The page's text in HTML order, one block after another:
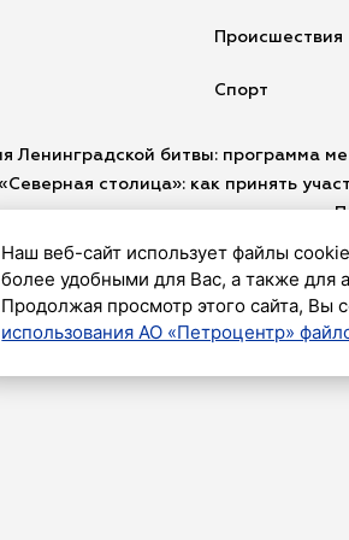
Происшествия
Спорт
Ленинградской битвы: программа
столица»: как принять
куда сходить утром в августе в
Наш веб-сайт использует файлы
более удобными для Вас, а также для
Продолжая просмотр этого сайта, Вы
использования АО «Петроцентр»